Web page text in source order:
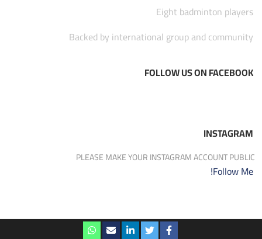
Eight badminton players
Backed by international group and community
FOLLOW US ON FACEBOOK
INSTAGRAM
PLEASE MAKE YOUR INSTAGRAM ACCOUNT PUBLIC
Follow Me!